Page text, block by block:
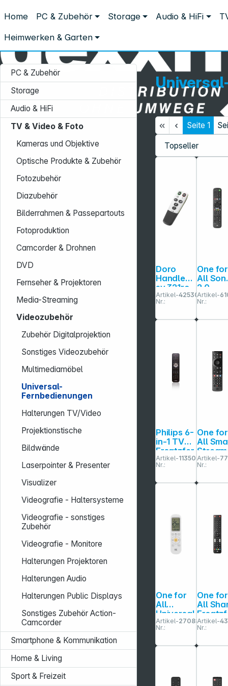
Home PC & Zubehör Storage Audio & HiFi
Heimwerken & Garten
TV & Video & Foto Videozubehör Universal-
Universal-Fernbedienungen
PC & Zubehör
Storage
Audio & HiFi
TV & Video & Foto
Kameras und Objektive
Optische Produkte & Zubehör
Fotozubehör
Diazubehör
Bilderrahmen & Passepartouts
Fotoproduktion
Camcorder & Drohnen
DVD
Fernseher & Projektoren
Media-Streaming
Videozubehör
Zubehör Digitalprojektion
Sonstiges Videozubehör
Multimediamöbel
Universal-
Fernbedienungen
Halterungen TV/Video
Projektionstische
Bildwände
Laserpointer & Presenter
Visualizer
Videografie - Haltersysteme
Videografie - sonstiges
Zubehör
Videografie - Monitore
Halterungen Projektoren
Halterungen Audio
Halterungen Public Displays
Sonstiges Zubehör Action-
Camcorder
Smartphone & Kommunikation
Home & Living
Sport & Freizeit
Seite 1
Doro
HandleEa
sy 321rc
Artikel-
Nr.:
425308
One for
All
2.0
4912
Artikel-
Nr.:
Philips 6-
in-1 TV
Ersatzfer
nbedienu
ng
Artikel-
Nr.:
113502
One for
All
URC
Artikel-
Nr.:
One for
All
Universal
A/C
Klimaanl
age
Remote
Artikel-
Nr.:
270883
One for
All
ng URC
Artikel-
Nr.:
Service-Hotline:
+49 931 9708–496
Mo. - Fr.: 08:00 - 17:00 Uhr